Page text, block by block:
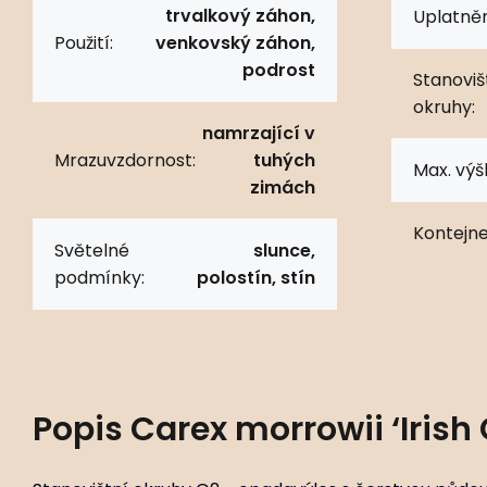
Použití:
trvalkový záhon,
venkovský záhon,
podrost
Mrazuvzdornost:
namrzající v
tuhých
zimách
Světelné
podmínky:
slunce,
polostín, stín
okruhy:
Max.
Popis Carex morrowii ‘Irish